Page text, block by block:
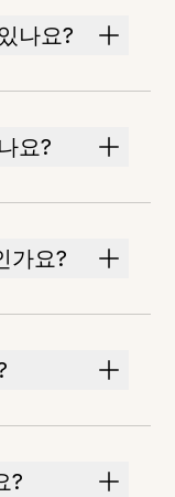
나요?
요?
가요?
?